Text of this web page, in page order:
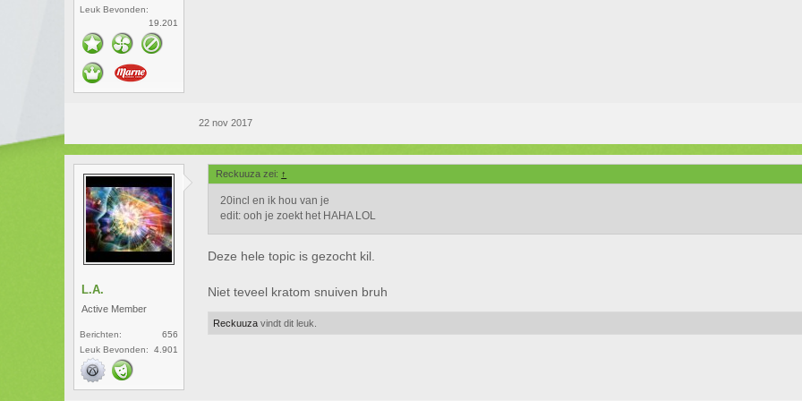
Leuk Bevonden:
19.201
22 nov 2017
L.A.
Active Member
Berichten:
656
Leuk Bevonden:
4.901
Reckuuza zei: ↑
20incl en ik hou van je
edit: ooh je zoekt het HAHA LOL
Deze hele topic is gezocht kil.
Niet teveel kratom snuiven bruh
Reckuuza vindt dit leuk.